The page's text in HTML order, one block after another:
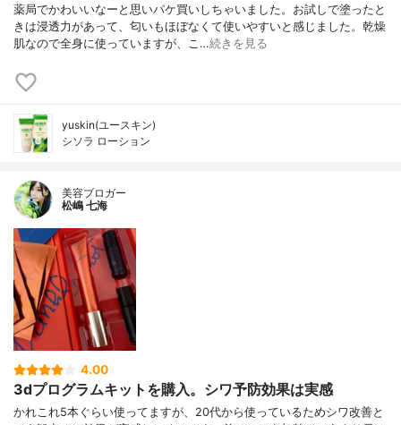
薬局でかわいいなーと思いパケ買いしちゃいました。お試しで塗ったと
きは浸透力があって、匂いもほぼなくて使いやすいと感じました。乾燥
肌なので全身に使っていますが、こ…続きを見る
yuskin(ユースキン)
シソラ ローション
美容ブロガー
松嶋 七海
4.00
3dプログラムキットを購入。シワ予防効果は実感
かれこれ5本ぐらい使ってますが、20代から使っているためシワ改善と